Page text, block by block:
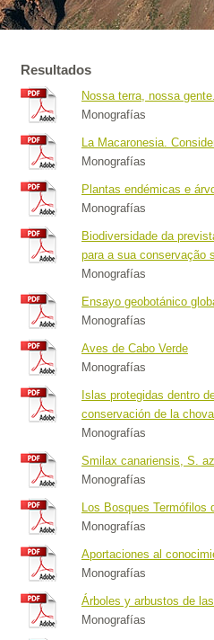
Resultados
Nossa terra, nossa
Monografías
La Macaronesia.
Monografías
Plantas endémicas e
Monografías
Biodiversidade da
para a sua conservação
Monografías
Ensayo geobotánico
Monografías
Aves de Cabo Verde
Monografías
Islas protegidas dentro
conservación de la
Monografías
Smilax canariensis, S.
Monografías
Los Bosques Termófilos
Monografías
Aportaciones al
Monografías
Árboles y arbustos de
Monografías